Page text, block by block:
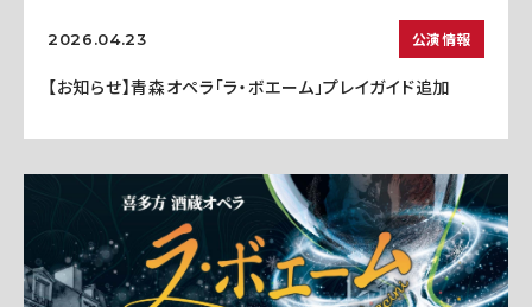
2026.04.23 公演情報
【お知らせ】青森オペラ「ラ・ボエーム」プレイガイド追加